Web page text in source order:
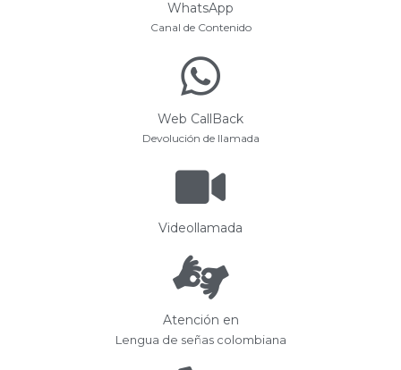
WhatsApp
Canal de Contenido
Web CallBack
Devolución de llamada
Videollamada
Atención en
Lengua de señas colombiana